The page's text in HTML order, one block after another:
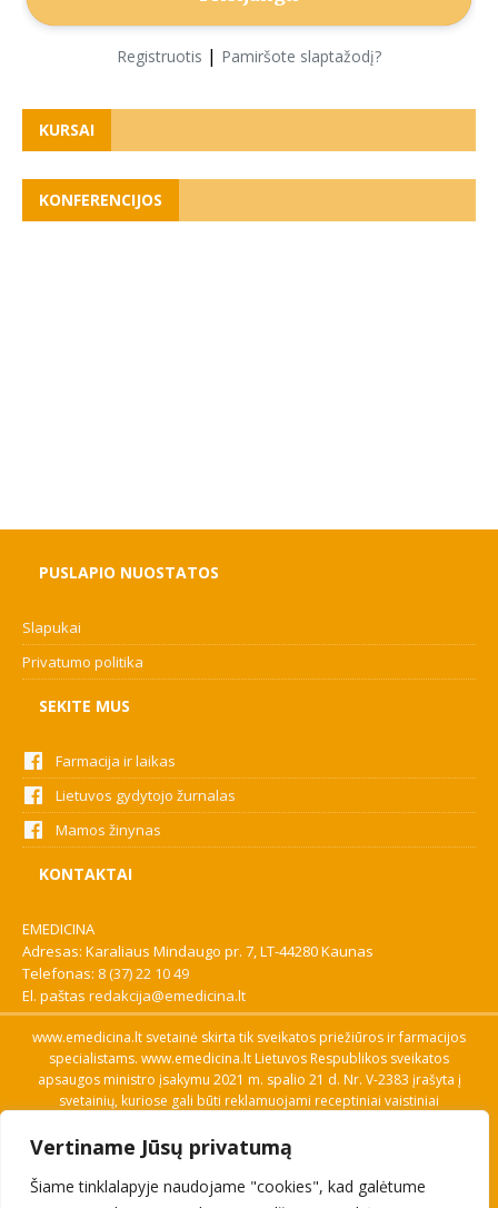
Vertiname Jūsų privatumą
Šiame tinklalapyje naudojame "cookies", kad galėtume
Registruotis | Pamiršote slaptažodį?
KURSAI
KONFERENCIJOS
PUSLAPIO NUOSTATOS
Slapukai
Privatumo politika
SEKITE MUS
Farmacija ir laikas
Lietuvos gydytojo žurnalas
Mamos žinynas
KONTAKTAI
EMEDICINA
Adresas: Karaliaus Mindaugo pr. 7, LT-44280 Kaunas
Telefonas: 8 (37) 22 10 49
El. paštas redakcija@emedicina.lt
www.emedicina.lt svetainė skirta tik sveikatos priežiūros ir farmacijos
specialistams. www.emedicina.lt Lietuvos Respublikos sveikatos
apsaugos ministro įsakymu 2021 m. spalio 21 d. Nr. V-2383 įrašyta į
svetainių, kuriose gali būti reklamuojami receptiniai vaistiniai
savo profesinę kvalifikaciją. Naudingos nuorodos: Vaistų ir medicinos
pagalbos priemonių kainų paieška, VVKT tinklalapis, Sveikatos
priežiūros ar farmacijos specialisto pranešimo apie įtariamą